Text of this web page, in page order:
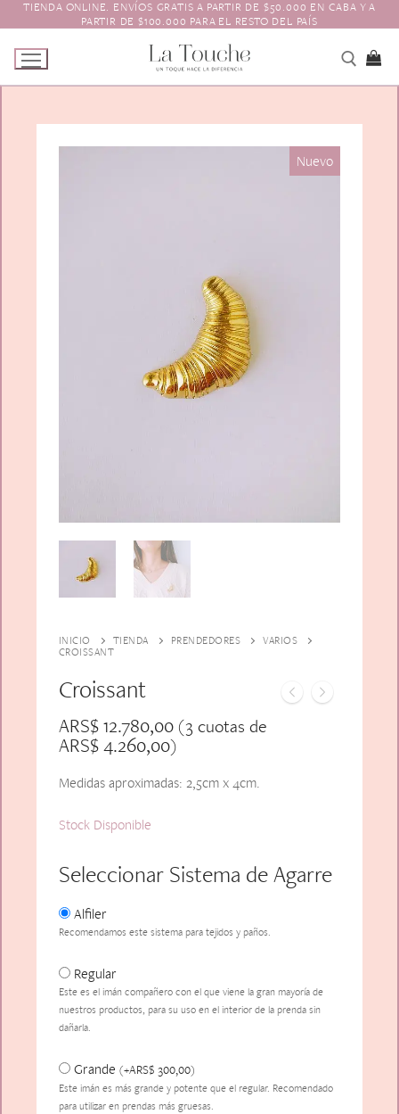
al
contenido
TIENDA ONLINE. ENVÍOS GRATIS A PARTIR DE $50.000 EN CABA Y A
PARTIR DE $100.000 PARA EL RESTO DEL PAÍS
Animales y Bichitos
Florales
Varios
Escarapelas
Accesorios para el pelo
Boinas
Vinchas
Hebillas
Aros
Guantes
Charreteras
Contacto
Nuevo
INICIO TIENDA PRENDEDORES
VARIOS
CROISSANT
Croissant
ARS$12.780,00(3 cuotas de
ARS$4.260,00)
Medidas aproximadas: 2,5cm x 4cm.
Stock Disponible
Seleccionar Sistema de Agarre
Alfiler
Recomendamos este sistema para tejidos y paños.
Regular
Este es el imán compañero con el que viene la gran mayoría de
nuestros productos, para su uso en el interior de la prenda sin
dañarla.
Grande (+ARS$ 300,00)
Este imán es más grande y potente que el regular. Recomendado
para utilizar en prendas más gruesas.